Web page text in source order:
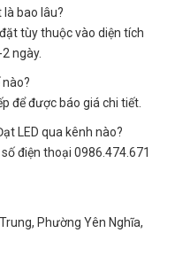
bao lâu?
tùy thuộc vào diện tích
ngày.
để được báo giá chi tiết.
LED qua kênh nào?
điện thoại 0986.474.671
Phường Yên Nghĩa,